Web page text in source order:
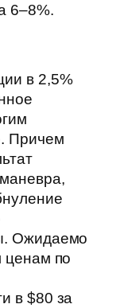
6–8%.
в 2,5%
Причем
Ожидаемо
ценам по
в $80 за